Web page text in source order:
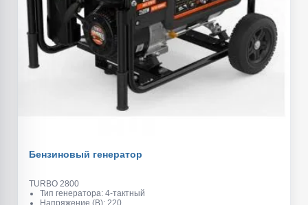
Бензиновый генератор
TURBO 2800
Тип генератора: 4-тактный
Напряжение (В): 220